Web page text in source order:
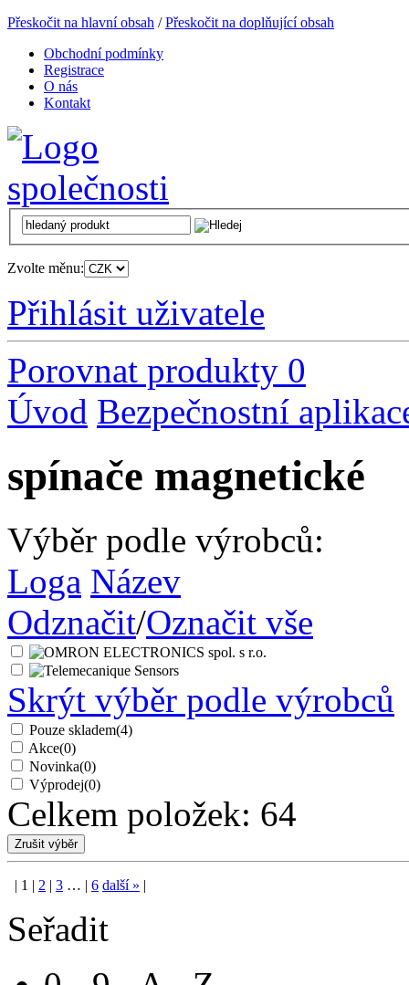
Přeskočit na hlavní obsah /Přeskočit na doplňující obsah
Obchodní podmínky
Registrace
O nás
Kontakt
Zvolte měnu:
Přihlásit uživatele
Porovnat produkty 0
Úvod Bezpečnostní
spínače magnetické
Výběr podle výrobců:
Loga Název
Odznačit/Označit vše
Skrýt výběr podle výrobců
Pouze skladem(4)
Akce(0)
Novinka(0)
Výprodej(0)
Celkem položek: 64
1 2 3 … 6 další »
Seřadit